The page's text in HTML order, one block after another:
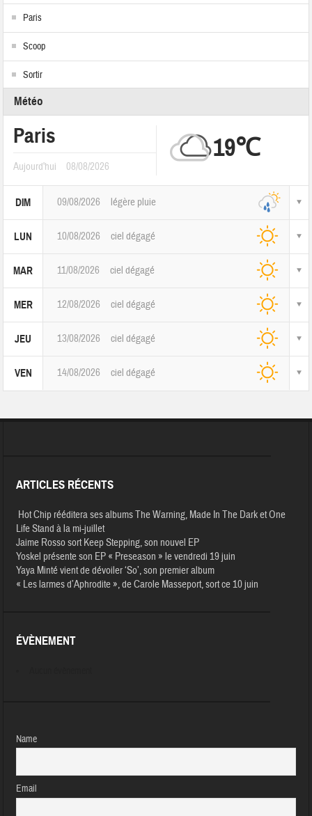
Paris
Scoop
Sortir
Météo
Paris
Aujourd'hui 08/08/2026
19℃
DIM 09/08/2026 légère pluie
LUN 10/08/2026 ciel dégagé
MAR 11/08/2026 ciel dégagé
MER 12/08/2026 ciel dégagé
JEU 13/08/2026 ciel dégagé
VEN 14/08/2026 ciel dégagé
ARTICLES RÉCENTS
Hot Chip rééditera ses albums The Warning, Made In The Dark et One
Life Stand à la mi-juillet
Jaime Rosso sort Keep Stepping, son nouvel EP
Yoskel présente son EP « Preseason » le vendredi 19 juin
Yaya Minté vient de dévoiler ‘So’, son premier album
« Les larmes d’Aphrodite », de Carole Masseport, sort ce 10 juin
ÉVÈNEMENT
Name
Email